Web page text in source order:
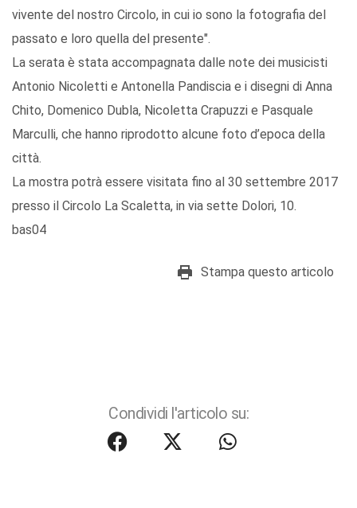
vivente del nostro Circolo, in cui io sono la fotografia del
passato e loro quella del presente".
La serata è stata accompagnata dalle note dei musicisti
Antonio Nicoletti e Antonella Pandiscia e i disegni di Anna
Chito, Domenico Dubla, Nicoletta Crapuzzi e Pasquale
Marculli, che hanno riprodotto alcune foto d’epoca della
città.
La mostra potrà essere visitata fino al 30 settembre 2017
presso il Circolo La Scaletta, in via sette Dolori, 10.
bas04
Stampa questo articolo
Condividi l'articolo su: